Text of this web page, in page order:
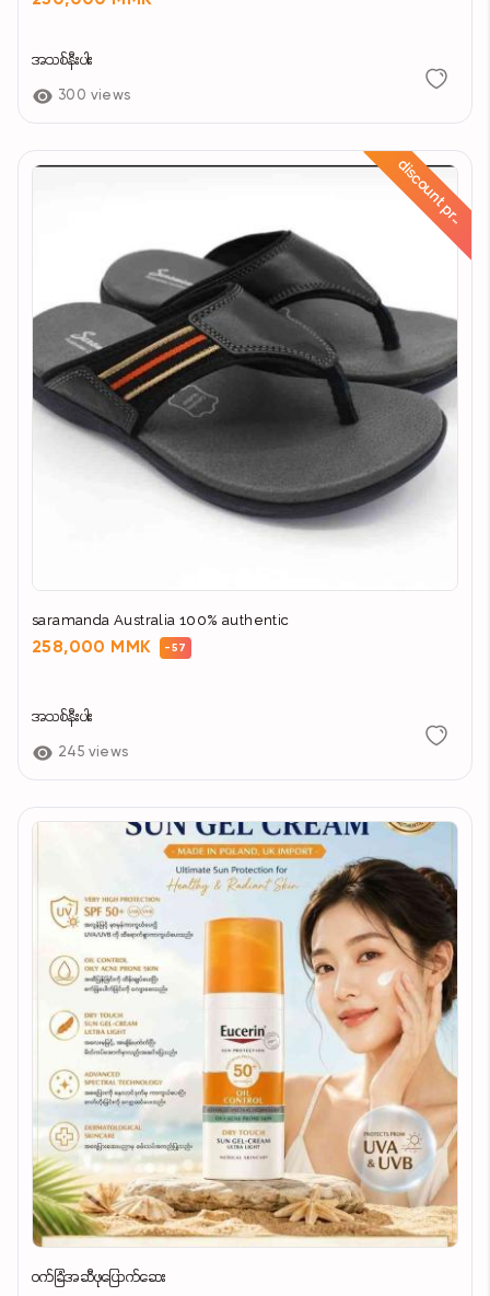
အသစ်နီးပါး
300 views
d
i
s
c
o
u
n
t
p
r
i
c
e
saramanda Australia 100% authentic
258,000 MMK -57
အသစ်နီးပါး
245 views
၀က်ခြံအဆီဖုပြောက်ဆေး